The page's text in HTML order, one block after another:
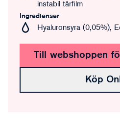
instabil tårfilm
Ingredienser
Hyaluronsyra (0,05%),
Till webshoppen
Köp